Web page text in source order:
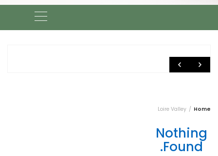
Home
Loire Valley
Nothing
Found.